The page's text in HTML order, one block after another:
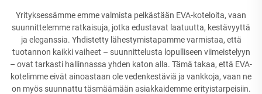
Yrityksessämme emme valmista pelkästään EVA-koteloita, vaan
suunnittelemme ratkaisuja, jotka edustavat laatuutta, kestävyyttä
ja eleganssia. Yhdistetty lähestymistapamme varmistaa, että
tuotannon kaikki vaiheet – suunnittelusta lopulliseen viimeistelyyn
– ovat tarkasti hallinnassa yhden katon alla. Tämä takaa, että EVA-
kotelimme eivät ainoastaan ole vedenkestäviä ja vankkoja, vaan ne
on myös suunnattu täsmäämään asiakkaidemme erityistarpeisiin.